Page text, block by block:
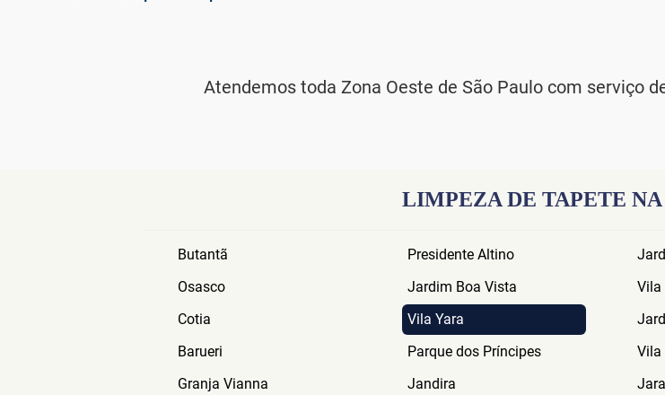
Atendemos toda Zona Oeste de São Paulo com serviço
LIMPEZA DE TAPETE
Butantã
Osasco
Cotia
Barueri
Granja Vianna
Presidente Altino
Jardim Boa Vista
Vila Yara
Parque dos Príncipes
Jandira
Vila
Vila